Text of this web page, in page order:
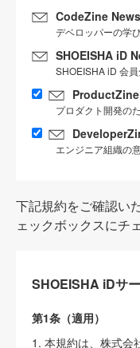
CodeZine News
デベロッパーの学
SHOEISHA iD
SHOEISHA iD 会
プロダクト開発の
エンジニア組織の
下記規約をご確認い
ェックボックスにチ
SHOEISHA iDサ
第1条（適用）
1. 本規約は、株式会